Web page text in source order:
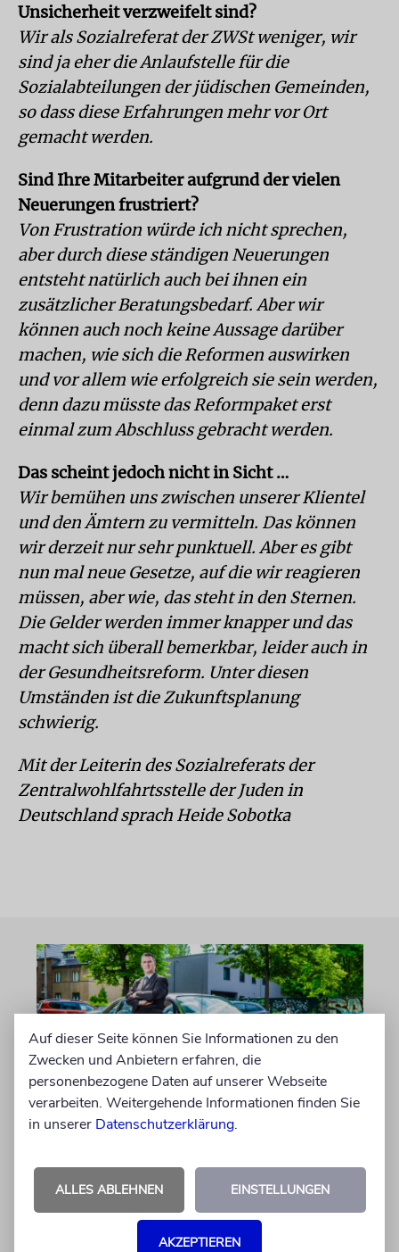
Unsicherheit verzweifelt sind?
Wir als Sozialreferat der ZWSt weniger, wir
sind ja eher die Anlaufstelle für die
Sozialabteilungen der jüdischen Gemeinden,
so dass diese Erfahrungen mehr vor Ort
gemacht werden.
Sind Ihre Mitarbeiter aufgrund der vielen
Neuerungen frustriert?
Von Frustration würde ich nicht sprechen,
aber durch diese ständigen Neuerungen
entsteht natürlich auch bei ihnen ein
zusätzlicher Beratungsbedarf. Aber wir
können auch noch keine Aussage darüber
machen, wie sich die Reformen auswirken
und vor allem wie erfolgreich sie sein werden,
denn dazu müsste das Reformpaket erst
einmal zum Abschluss gebracht werden.
Das scheint jedoch nicht in Sicht …
Wir bemühen uns zwischen unserer Klientel
und den Ämtern zu vermitteln. Das können
wir derzeit nur sehr punktuell. Aber es gibt
nun mal neue Gesetze, auf die wir reagieren
müssen, aber wie, das steht in den Sternen.
Die Gelder werden immer knapper und das
macht sich überall bemerkbar, leider auch in
der Gesundheitsreform. Unter diesen
Umständen ist die Zukunftsplanung
schwierig.
Mit der Leiterin des Sozialreferats der
Zentralwohlfahrtsstelle der Juden in
Deutschland sprach Heide Sobotka
PORTRÄT
Stil auf Rädern
Der Swing-Musiker Andrej Hermlin sammelt
Oldtimer – und fährt sie, statt sie nur in der
Garage zu bewundern. Ein Besuch in Pankow
Auf dieser Seite können Sie Informationen zu den
Zwecken und Anbietern erfahren, die
personenbezogene Daten auf unserer Webseite
verarbeiten. Weitergehende Informationen finden Sie
in unserer Datenschutzerklärung.
ALLES ABLEHNEN EINSTELLUNGEN
AKZEPTIEREN